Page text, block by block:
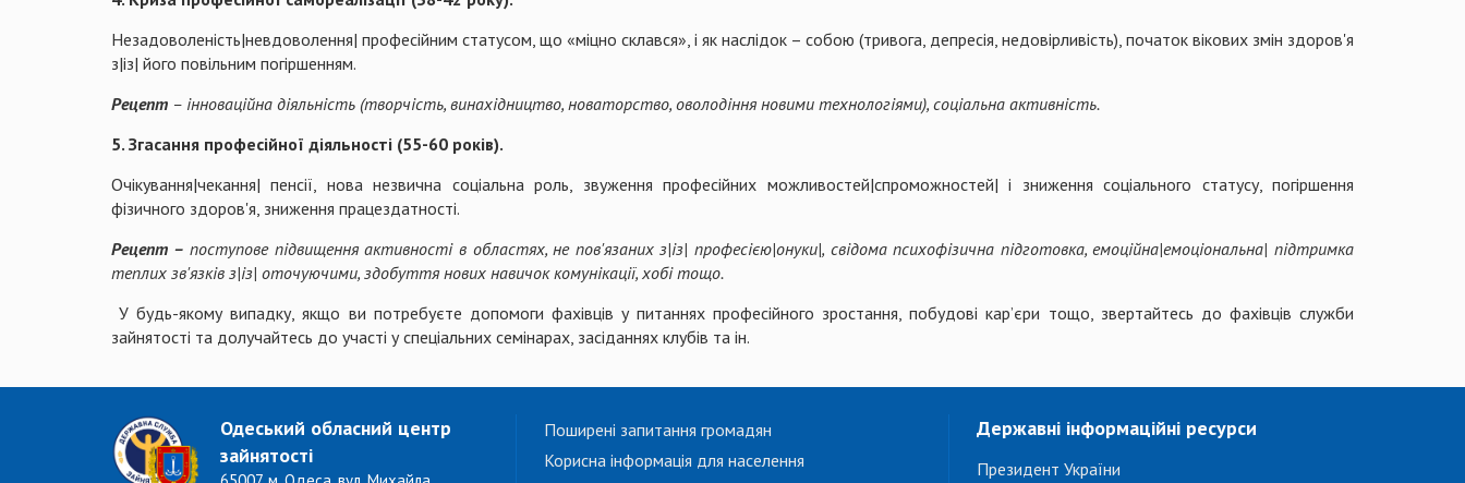
Незадоволеність|невдоволення| професійним статусом, що «міцно склався», і як наслідок – собою (тривога, депресія, недовірливість), початок вікових змін здоров'я
з|із| його повільним погіршенням.
Рецепт – інноваційна діяльність (творчість, винахідництво, новаторство, оволодіння новими технологіями), соціальна активність.
5. Згасання професійної діяльності (55-60 років).
Очікування|чекання| пенсії, нова незвична соціальна роль, звуження професійних можливостей|спроможностей| і зниження соціального статусу, погіршення
фізичного здоров'я, зниження працездатності.
Рецепт – поступове підвищення активності в областях, не пов'язаних з|із| професією|онуки|, свідома психофізична підготовка, емоційна|емоціональна| підтримка
теплих зв'язків з|із| оточуючими, здобуття нових навичок комунікації, хобі тощо.
У будь-якому випадку, якщо ви потребуєте допомоги фахівців у питаннях професійного зростання, побудові кар’єри тощо, звертайтесь до фахівців служби
зайнятості та долучайтесь до участі у спеціальних семінарах, засіданнях клубів та ін.
Одеський обласний центр
зайнятості
Поширені запитання громадян
Корисна інформація для населення
Державні інформаційні ресурси
Президент України